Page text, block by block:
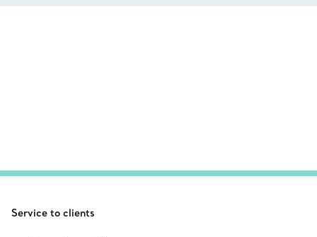
Service to clients